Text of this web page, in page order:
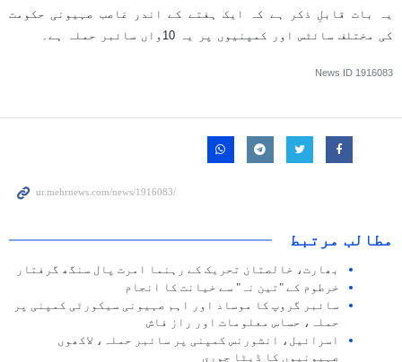
یہ بات قابلِ ذکر ہے کہ ایک ہفتے کے اندر غاصب صہیونی حکومت
کی مختلف سائٹس اور کمپنیوں پر یہ 10واں سائبر حملہ ہے۔
News ID 1916083
مطالب مرتبط
بھارت، خالصتان تحریک کے رہنما امرت پال سنگھ گرفتار
خرطوم کے "تین نہ" سے خیانت کا انجام
سائبر گروپ کا موساد اور اہم صہیونی سیکورٹی کمپنی پر
حملہ، حساس معلومات اور راز فاش
اسرائیل، انشورنس کمپنی پر سائبر حملہ، لاکھوں
صہیونیوں کا ڈیٹا چوری